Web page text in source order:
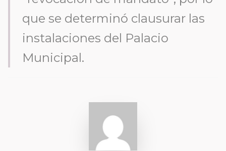
que se determinó clausurar las
instalaciones del Palacio
Municipal.